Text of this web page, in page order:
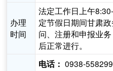
办理
时间
法定工作日上午
定节假日期间甘肃
问、注册和申报业
后正常进行。
电话： 0938-